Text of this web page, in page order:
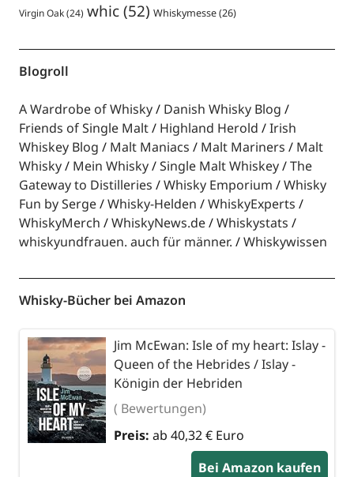
Virgin Oak(24) whic(52) Whiskymesse(26)
Blogroll
A Wardrobe of Whisky
Danish Whisky Blog
Friends of Single Malt
Highland Herold
Irish
Whiskey Blog
Malt Maniacs Malt Mariners
Malt
Whisky
Mein Whisky Single Malt Whiskey
The
Gateway to Distilleries
Whisky Emporium
Whisky
Fun by Serge
Whisky-Helden
WhiskyExperts
WhiskyMerch
WhiskyNews.de
Whiskystats
whiskyundfrauen. auch für männer.
Whiskywissen
Whisky-Bücher bei Amazon
Jim McEwan: Isle of my heart: Islay -
Queen of the Hebrides / Islay -
Königin der Hebriden
( Bewertungen)
Preis: ab 40,32 € Euro
Bei Amazon kaufen